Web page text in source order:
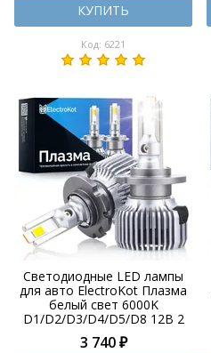
КУПИТЬ
Код: 6221
Светодиодные LED лампы
для авто ElectroKot Плазма
белый свет 6000K
D1/D2/D3/D4/D5/D8 12В 2
шт
3 740 ₽